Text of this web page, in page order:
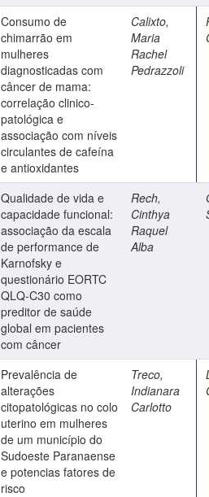
Consumo de
chimarrão em
mulheres
diagnosticadas com
câncer de mama:
correlação clinico-
patológica e
associação com níveis
circulantes de cafeína
e antioxidantes
Calixto,
Maria
Rachel
Pedrazzoli
Qualidade de vida e
capacidade funcional:
associação da escala
de performance de
Karnofsky e
questionário EORTC
QLQ-C30 como
preditor de saúde
global em pacientes
com câncer
Rech,
Cinthya
Raquel
Alba
Prevalência de
alterações
citopatológicas no colo
uterino em mulheres
de um município do
Sudoeste Paranaense
e potencias fatores de
risco
Treco,
Indianara
Carlotto